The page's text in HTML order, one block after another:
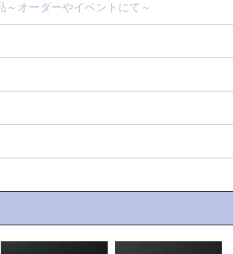
～オーダーやイベントにて～